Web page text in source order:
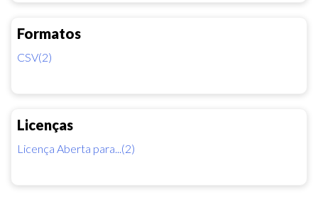
Formatos
CSV(2)
Licenças
Licença Aberta para...(2)